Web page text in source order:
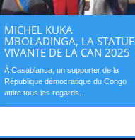
MICHEL KUKA
MBOLADINGA, LA STATUE
VIVANTE DE LA CAN 2025
À Casablanca, un supporter de la
République démocratique du Congo
attire tous les regards...